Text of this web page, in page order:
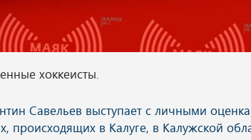
хоккеисты.